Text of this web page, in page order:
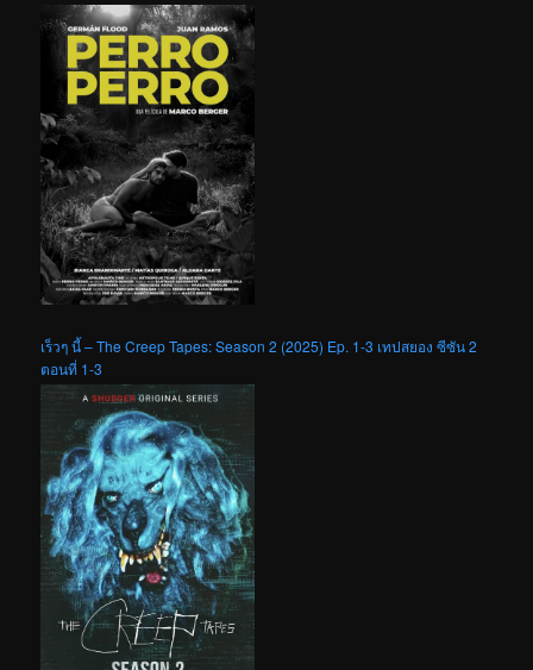
เร็วๆ นี้ – The Creep Tapes: Season 2 (2025) Ep. 1-3 เทปสยอง ซีซัน 2
ตอนที่ 1-3